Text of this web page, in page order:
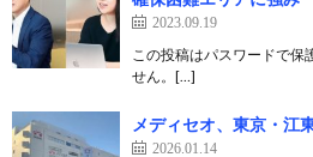
2023.09.19
この投稿はパスワードで保
せん。[…]
メディセオ、東京・江
2026.01.14